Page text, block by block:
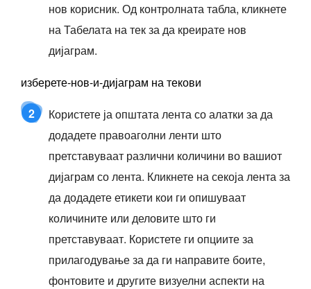
нов корисник. Од контролната табла, кликнете
на Табелата на тек за да креирате нов
дијаграм.
изберете-нов-и-дијаграм на текови
2
Користете ја општата лента со алатки за да
додадете правоаголни ленти што
претставуваат различни количини во вашиот
дијаграм со лента. Кликнете на секоја лента за
да додадете етикети кои ги опишуваат
количините или деловите што ги
претставуваат. Користете ги опциите за
прилагодување за да ги направите боите,
фонтовите и другите визуелни аспекти на